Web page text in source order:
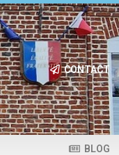
CONTACT
BLOG